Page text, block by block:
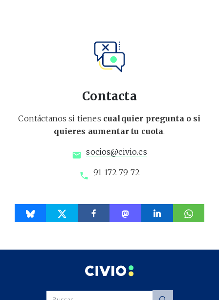
Contacta
Contáctanos si tienes cualquier pregunta o si
quieres aumentar tu cuota.
socios@civio.es
91 172 79 72
Buscar